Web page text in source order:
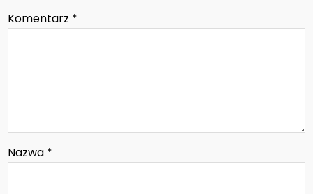
Komentarz *
Nazwa *